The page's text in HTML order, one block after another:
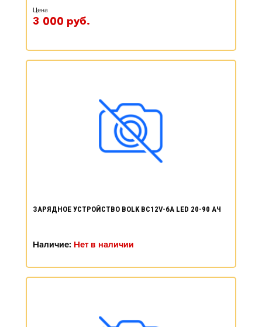
Цена
3 000 руб.
ЗАРЯДНОЕ УСТРОЙСТВО BOLK BC12V-6A LED 20-90 АЧ
Наличие: Нет в наличии